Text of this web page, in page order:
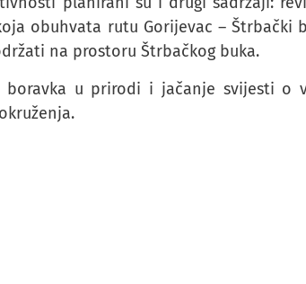
obuhvata rutu Gorijevac – Štrbački
na prostoru Štrbačkog buka.
u prirodi i jačanje svijesti o